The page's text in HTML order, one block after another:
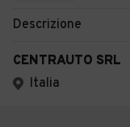
Descrizione
CENTRAUTO SRL
Italia